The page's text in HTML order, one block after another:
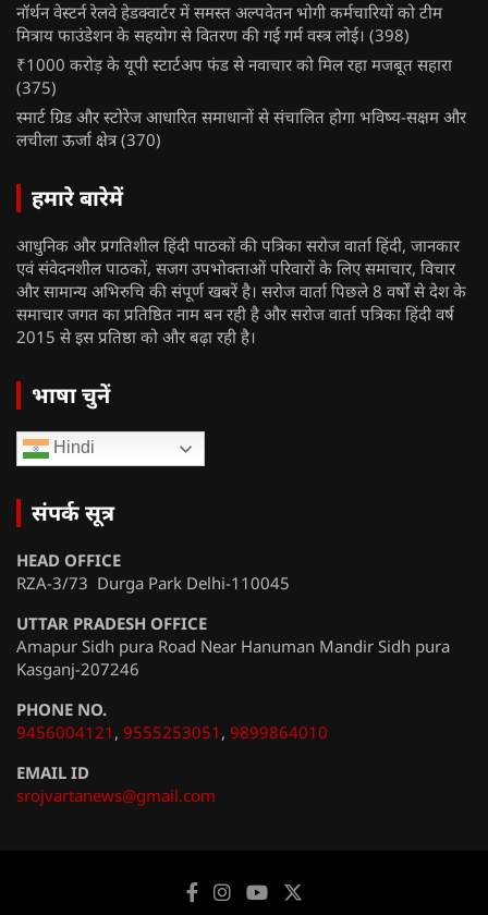
नॉर्थन वेस्टर्न रेलवे हेडक्वार्टर में समस्त अल्पवेतन भोगी कर्मचारियों को टीम
मित्राय फाउंडेशन के सहयोग से वितरण की गई गर्म वस्त्र लोई। (398)
₹1000 करोड़ के यूपी स्टार्टअप फंड से नवाचार को मिल रहा मजबूत सहारा
(375)
स्मार्ट ग्रिड और स्टोरेज आधारित समाधानों से संचालित होगा भविष्य-सक्षम और
लचीला ऊर्जा क्षेत्र (370)
हमारे बारेमें
आधुनिक और प्रगतिशील हिंदी पाठकों की पत्रिका सरोज वार्ता हिंदी, जानकार
एवं संवेदनशील पाठकों, सजग उपभोक्ताओं परिवारों के लिए समाचार, विचार
और सामान्य अभिरुचि की संपूर्ण खबरें है। सरोज वार्ता पिछले 8 वर्षों से देश के
समाचार जगत का प्रतिष्ठित नाम बन रही है और सरोज वार्ता पत्रिका हिंदी वर्ष
2015 से इस प्रतिष्ठा को और बढ़ा रही है।
भाषा चुनें
Hindi
संपर्क सूत्र
HEAD OFFICE
RZA-3/73 Durga Park Delhi-110045
UTTAR PRADESH OFFICE
Amapur Sidh pura Road Near Hanuman Mandir Sidh pura
Kasganj-207246
PHONE NO.
9456004121 , 9555253051 , 9899864010
EMAIL ID
srojvartanews@gmail.com